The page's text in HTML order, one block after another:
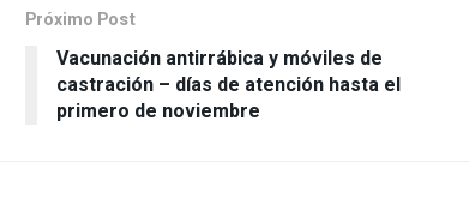
Próximo Post
Vacunación antirrábica y móviles de
castración – días de atención hasta el
primero de noviembre